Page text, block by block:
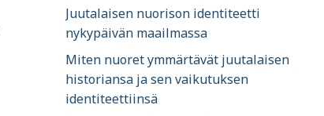
Juutalaisen nuorison identiteetti
nykypäivän maailmassa
Miten nuoret ymmärtävät juutalaisen
historiansa ja sen vaikutuksen
identiteettiinsä